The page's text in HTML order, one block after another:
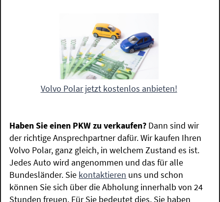
Volvo Polar jetzt kostenlos anbieten!
Haben Sie einen PKW zu verkaufen? Dann sind wir
der richtige Ansprechpartner dafür. Wir kaufen Ihren
Volvo Polar, ganz gleich, in welchem Zustand es ist.
Jedes Auto wird angenommen und das für alle
Bundesländer. Sie kontaktieren uns und schon
können Sie sich über die Abholung innerhalb von 24
Stunden freuen. Für Sie bedeutet dies, Sie haben